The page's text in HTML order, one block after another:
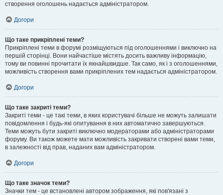
створення оголошень надається адміністратором.
Догори
Що таке прикріплені теми?
Прикріплені теми в форумі розміщуються під оголошеннями і виключно на
першій сторінці. Вони найчастіше містять досить важливу інформацію,
тому ви повинні прочитати їх якнайшвидше. Так само, як і з оголошеннями,
можливість створення вами прикріплених тем надається адміністратором.
Догори
Що таке закриті теми?
Закриті теми - це такі теми, в яких користувачі більше не можуть залишати
повідомлення і будь-які опитування в них автоматично завершуються.
Теми можуть бути закриті виключно модераторами або адміністраторами
форуму. Ви також можете мати можливість закривати створені вами теми,
в залежності від прав, наданих вам адміністратором.
Догори
Що таке значок теми?
Значки тем - це встановлені автором зображення, які пов'язані з